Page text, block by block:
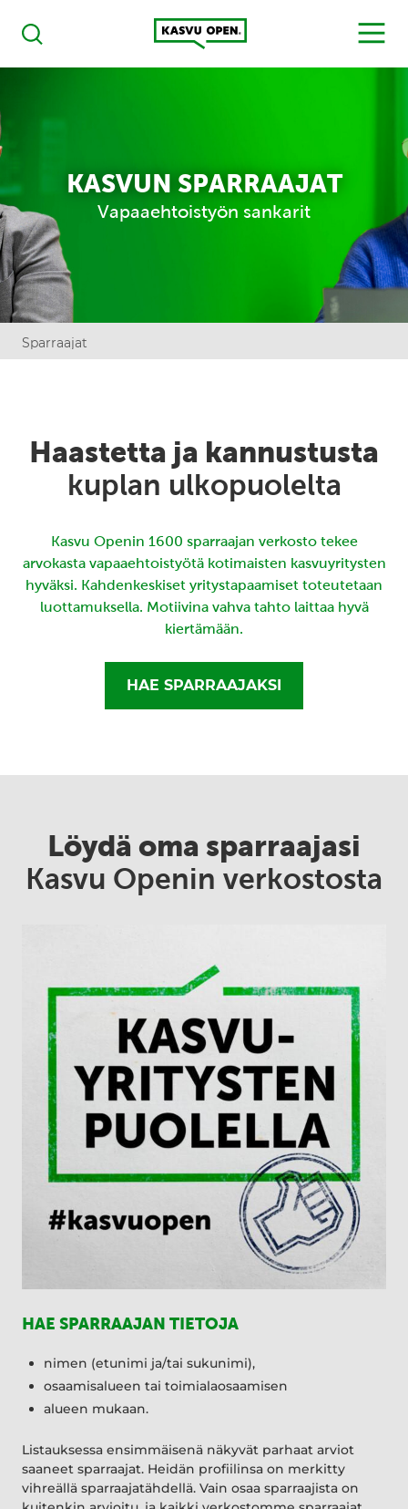
Haku
Kasvu Open
MENU
KASVUN SPARRAAJAT
Vapaaehtoistyön sankarit
Sparraajat
Haastetta ja kannustusta
kuplan ulkopuolelta
Kasvu Openin 1600 sparraajan verkosto tekee
arvokasta vapaaehtoistyötä kotimaisten kasvuyritysten
hyväksi. Kahdenkeskiset yritystapaamiset toteutetaan
luottamuksella. Motiivina vahva tahto laittaa hyvä
kiertämään.
HAE SPARRAAJAKSI
Löydä oma sparraajasi
Kasvu Openin verkostosta
HAE SPARRAAJAN TIETOJA
nimen (etunimi ja/tai sukunimi),
osaamisalueen tai toimialaosaamisen
alueen mukaan.
Listauksessa ensimmäisenä näkyvät parhaat arviot
saaneet sparraajat. Heidän profiilinsa on merkitty
vihreällä sparraajatähdellä. Vain osaa sparraajista on